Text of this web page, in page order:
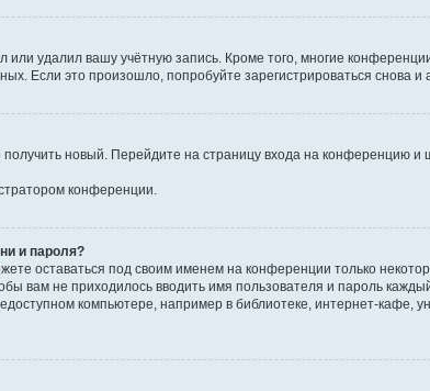
или удалил вашу учётную запись. Кроме того, многие
Если это произошло, попробуйте зарегистрироваться снова и
новый. Перейдите на страницу входа на конференцию и
конференции.
и пароля?
оставаться под своим именем на конференции только
вам не приходилось вводить имя пользователя и пароль
компьютере, например в библиотеке, интернет-кафе,